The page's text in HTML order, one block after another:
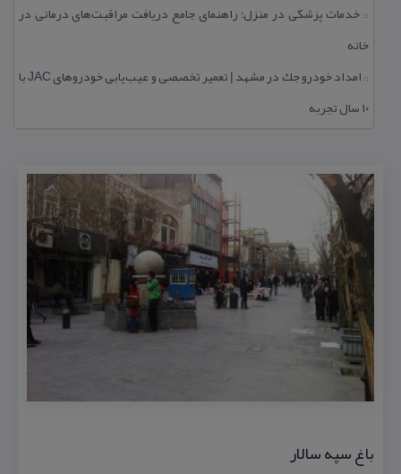
:: خدمات پزشكی در منزل؛ راهنمای جامع دریافت مراقبت‌های درمانی در
خانه
::
امداد خودرو جك در مشهد | تعمیر تخصصی و عیب‌یابی خودروهای JAC با
۱۰ سال تجربه
باغ سپه سالار